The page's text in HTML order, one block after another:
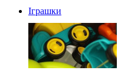
Іграшки